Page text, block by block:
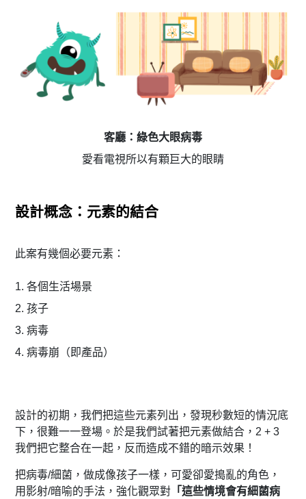
客廳：綠色大眼病毒
愛看電視所以有顆巨大的眼睛
設計概念：元素的結合
此案有幾個必要元素：
1. 各個生活場景
2. 孩子
3. 病毒
4. 病毒崩（即產品）
設計的初期，我們把這些元素列出，發現秒數短的情況底
下，很難一一登場。於是我們試著把元素做結合，2 + 3
我們把它整合在一起，反而造成不錯的暗示效果！
把病毒/細菌，做成像孩子一樣，可愛卻愛搗亂的角色，
用影射/暗喻的手法，強化觀眾對 「這些情境會有細菌病